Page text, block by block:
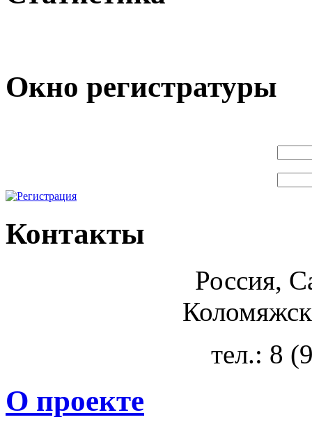
Окно регистратуры
Контакты
Россия,
тел.: 8
О проекте